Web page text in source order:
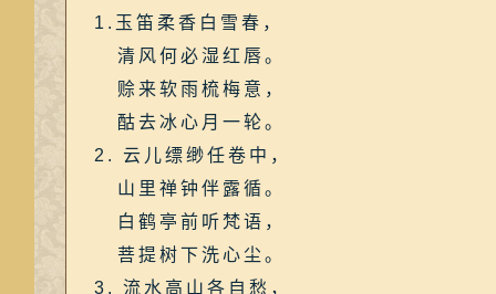
1.玉笛柔香白雪春，
清风何必湿红唇。
赊来软雨梳梅意，
酤去冰心月一轮。
2. 云儿缥缈任卷中，
山里禅钟伴露循。
白鹤亭前听梵语，
菩提树下洗心尘。
3. 流水高山各自愁，